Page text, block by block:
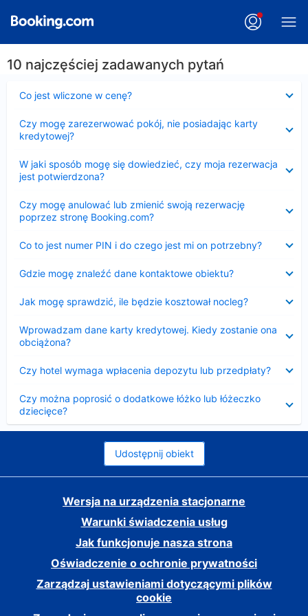
10 najczęściej zadawanych pytań
Co jest wliczone w cenę?
Czy mogę zarezerwować pokój, nie posiadając karty
kredytowej?
W jaki sposób mogę się dowiedzieć, czy moja rezerwacja
jest potwierdzona?
Czy mogę anulować lub zmienić swoją rezerwację
poprzez stronę Booking.com?
Co to jest numer PIN i do czego jest mi on potrzebny?
Gdzie mogę znaleźć dane kontaktowe obiektu?
Jak mogę sprawdzić, ile będzie kosztował nocleg?
Wprowadzam dane karty kredytowej. Kiedy zostanie ona
obciążona?
Czy hotel wymaga wpłacenia depozytu lub przedpłaty?
Czy można poprosić o dodatkowe łóżko lub łóżeczko
dziecięce?
Udostępnij obiekt
Wersja na urządzenia stacjonarne
Warunki świadczenia usług
Jak funkcjonuje nasza strona
Oświadczenie o ochronie prywatności
Zarządzaj ustawieniami dotyczącymi plików
cookie